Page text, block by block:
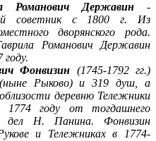
Романович Державин -
советник с 1800 г. Из
дворянского рода.
Романович Державин
году.
Фонвизин (1745-1792 гг.)
(ныне Рыково) и 319 душ, а
деревню Тележники
1774 году от тогдашнего
дел Н. Панина. Фонвизин
и Тележниках в 1774-